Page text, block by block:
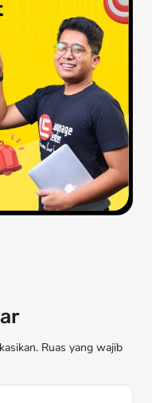
Ruas yang wajib